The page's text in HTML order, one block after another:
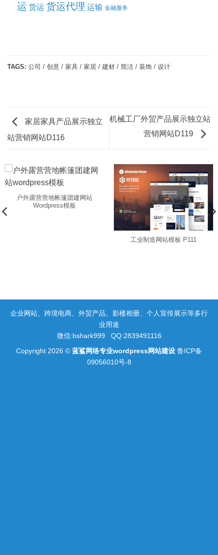
运 货运 货运代理 运输 金融服务
TAGS: 公司 / 创意 / 家具 / 家居 / 建材 / 简洁 / 装饰 / 设计
家居家具产品展示独立
站营销网站D116
机械工厂外贸产品展示独立站
营销网站D119
户外露营营地帐篷团建网站
Wordpress模板
工业制造网站模板 P111
企业网站、跨境电商、外贸产品、影楼相册、个人宣传展示等多行
业用途
微信:bshark999 QQ:2839491116
Copyright 2026 © 蓝鲨网络专业wordpress网站建设 鲁ICP备
09056010号-8